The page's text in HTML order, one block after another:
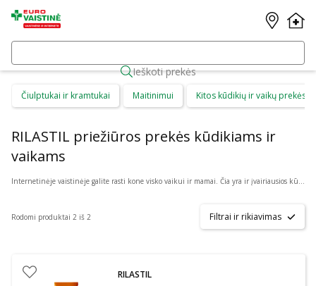
Ieškoti prekės
Čiulptukai ir kramtukai Maitinimui Kitos kūdikių ir vaikų prekės
RILASTIL priežiūros prekės kūdikiams ir
vaikams
Internetinėje vaistinėje galite rasti kone visko vaikui ir mamai. Čia yra ir įvairiausios kūdikių prekės, kurios tinka patiems mažiausiems. Rinkitės iš: valymo šepetėlių, sterilizavimo maišelių, kramtukų, čiulptukų, žindukų, gertuvių ar buteliukų, maišelių mamos pienui, seilinukų bei daugybės kitų prekių. Tarp jų yra tiek berniukams, tiek mergaitėms tinkamų priemonių bei reikmenų, įvairios ekologiškos bei itin saugios, nekenksmingos prekės. Kataloge yra: Akuku, Avent, Baboo, Babyono, Canpol, Dr. Brown‘s, Philips ir daug kitų prekės ženklų.
Rodomi produktai 2 iš 2 Filtrai ir rikiavimas
RILASTIL